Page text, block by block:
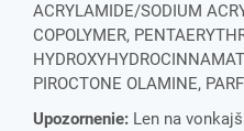
ACRYLAMIDE/SODIUM
COPOLYMER,
PIROCTONE OLAMINE,
Upozornenie: Len na